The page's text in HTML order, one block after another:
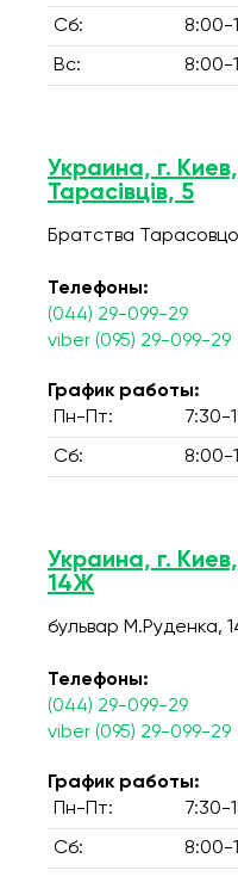
Сб: 8:00-
Вс: 8:00-
Украина, г.
Тарасівців, 5
Братства
Телефоны:
(044) 29-099-29
viber (095) 29-099-29
График работы:
Пн-Пт:
7:30-
Сб: 8:00-
Украина, г.
14Ж
бульвар М.Руденка,
Телефоны:
(044) 29-099-29
viber (095) 29-099-29
График работы:
Пн-Пт:
7:30-
Сб: 8:00-